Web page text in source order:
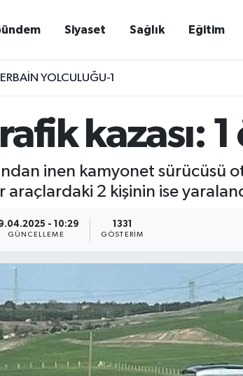
Siyaset Sağlık Eğitim
ERBAİN YOLCULUĞU-1
kazası: 1
inen kamyonet sürücüsü
araçlardaki 2 kişinin ise
- 10:29
GÜNCELLEME
1331
GÖSTERIM